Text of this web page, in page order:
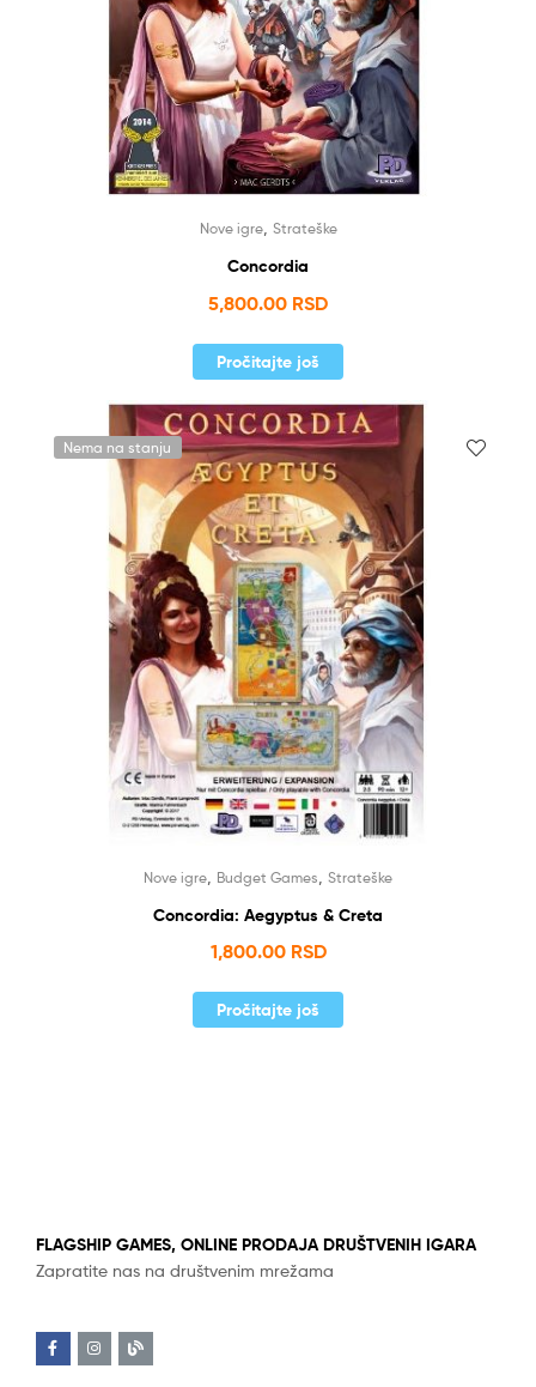
Nove igre, Strateške
Concordia
5,800.00 RSD
Pročitajte još
Nema na stanju
Nove igre Budget Games Strateške
Concordia: Aegyptus & Creta
1,800.00 RSD
Pročitajte još
FLAGSHIP GAMES, ONLINE PRODAJA DRUŠTVENIH IGARA
Zapratite nas na društvenim mrežama